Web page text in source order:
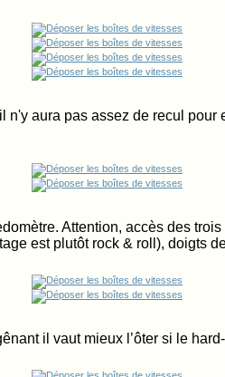
n'y aura pas assez de recul pour
Attention, accès des
est plutôt rock & roll), doigts
il vaut mieux l’ôter si le